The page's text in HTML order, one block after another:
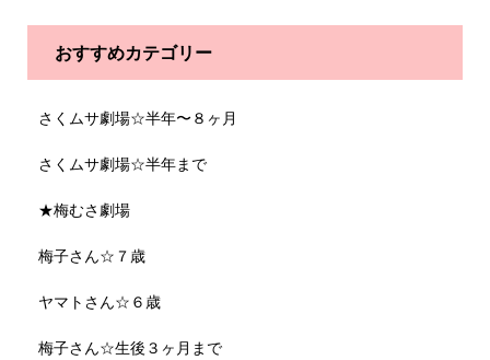
おすすめカテゴリー
さくムサ劇場☆半年〜８ヶ月
さくムサ劇場☆半年まで
★梅むさ劇場
梅子さん☆７歳
ヤマトさん☆６歳
梅子さん☆生後３ヶ月まで